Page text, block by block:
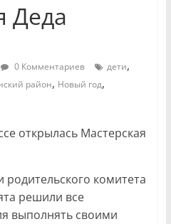
Деда
0 Комментариев дети,
район, Новый год,
открылась Мастерская
комитета
решили все
выполнять своими